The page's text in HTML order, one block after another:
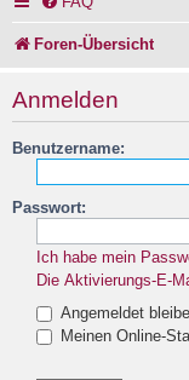
Foren-Übersicht
Anmelden
Benutzername:
Passwort:
Ich habe mein
Die Aktivierungs-E-
Angemeldet
Meinen Online-